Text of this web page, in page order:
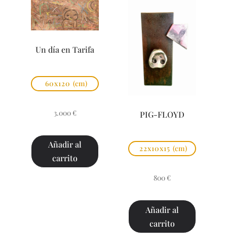
Un día en Tarifa
60x120 (cm)
3.000 €
Añadir al
carrito
PIG-FLOYD
22x10x15 (cm)
800 €
Añadir al
carrito